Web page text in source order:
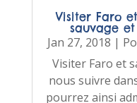
Visiter Faro
sauvage
Jan 27, 2018 |
Visiter Faro et
nous suivre
pourrez ainsi